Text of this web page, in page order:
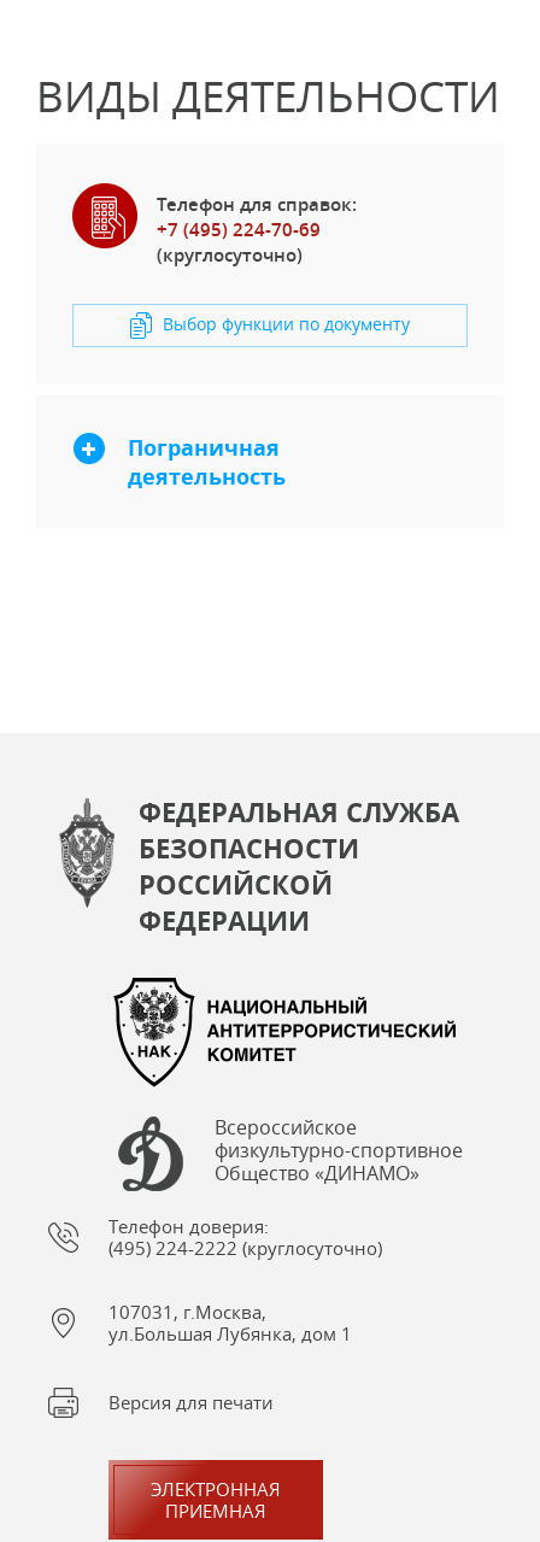
ВИДЫ ДЕЯТЕЛЬНОСТИ
Телефон для справок:
+7 (495) 224-70-69
(круглосуточно)
Выбор функции по документу
Пограничная
деятельность
ФЕДЕРАЛЬНАЯ СЛУЖБА
БЕЗОПАСНОСТИ
РОССИЙСКОЙ
ФЕДЕРАЦИИ
Всероссийское
физкультурно-спортивное
Общество «ДИНАМО»
Телефон доверия:
(495) 224-2222 (круглосуточно)
107031, г.Москва,
ул.Большая Лубянка, дом 1
Версия для печати
ЭЛЕКТРОННАЯ
ПРИЕМНАЯ